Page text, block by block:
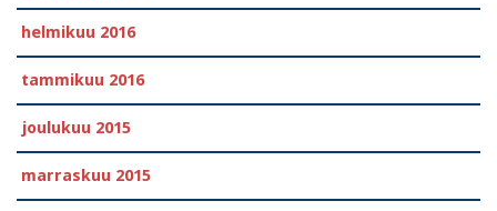
helmikuu 2016
tammikuu 2016
joulukuu 2015
marraskuu 2015